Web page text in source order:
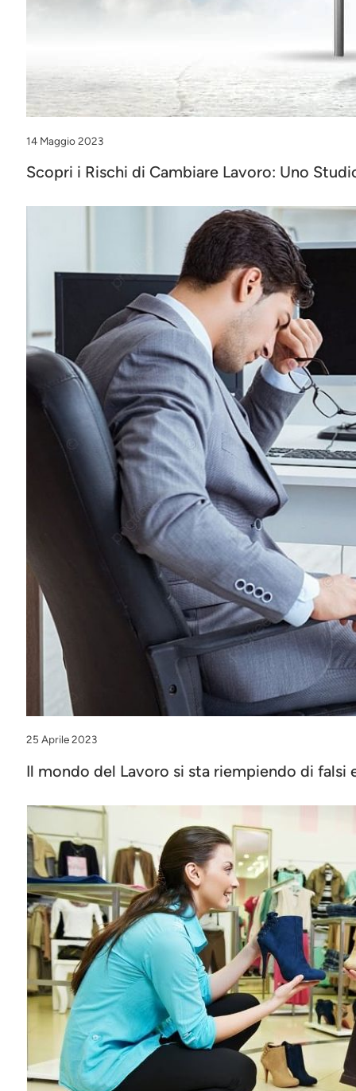
14 Maggio 2023
Scopri i Rischi di Cambiare Lavoro: Uno
25 Aprile 2023
Il mondo del Lavoro si sta riempiendo di falsi